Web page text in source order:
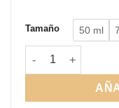
Tamaño 50 ml
Code Sport EDT